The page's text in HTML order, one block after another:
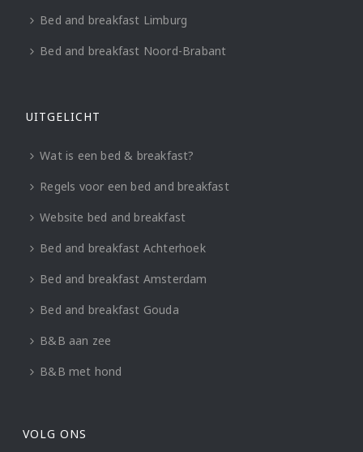
Bed and breakfast Limburg
Bed and breakfast Noord-Brabant
UITGELICHT
Wat is een bed & breakfast?
Regels voor een bed and breakfast
Website bed and breakfast
Bed and breakfast Achterhoek
Bed and breakfast Amsterdam
Bed and breakfast Gouda
B&B aan zee
B&B met hond
VOLG ONS